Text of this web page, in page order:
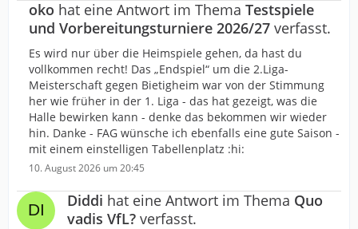
oko hat eine Antwort im Thema Testspiele
und Vorbereitungsturniere 2026/27 verfasst.
Es wird nur über die Heimspiele gehen, da hast du
vollkommen recht! Das „Endspiel“ um die 2.Liga-
Meisterschaft gegen Bietigheim war von der Stimmung
her wie früher in der 1. Liga - das hat gezeigt, was die
Halle bewirken kann - denke das bekommen wir wieder
hin. Danke - FAG wünsche ich ebenfalls eine gute Saison -
mit einem einstelligen Tabellenplatz :hi:
10. August 2026 um 20:45
Diddi hat eine Antwort im Thema Quo
vadis VfL? verfasst.